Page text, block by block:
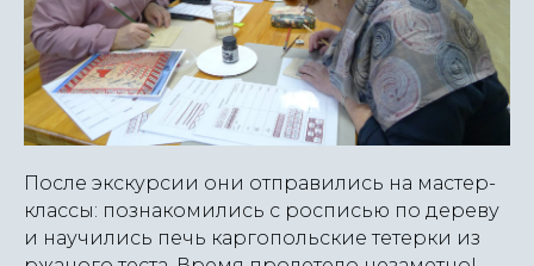
После экскурсии они отправились на мастер-
классы: познакомились с росписью по дереву
и научились печь каргопольские тетерки из